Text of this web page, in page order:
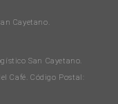
Cayetano.
San Cayetano.
Café. Código Postal: